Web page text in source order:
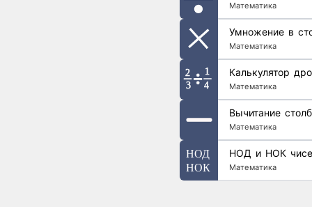
Математика
Умножение в
Математика
Калькулятор
Математика
Вычитание
Математика
НОД и НОК
Математика